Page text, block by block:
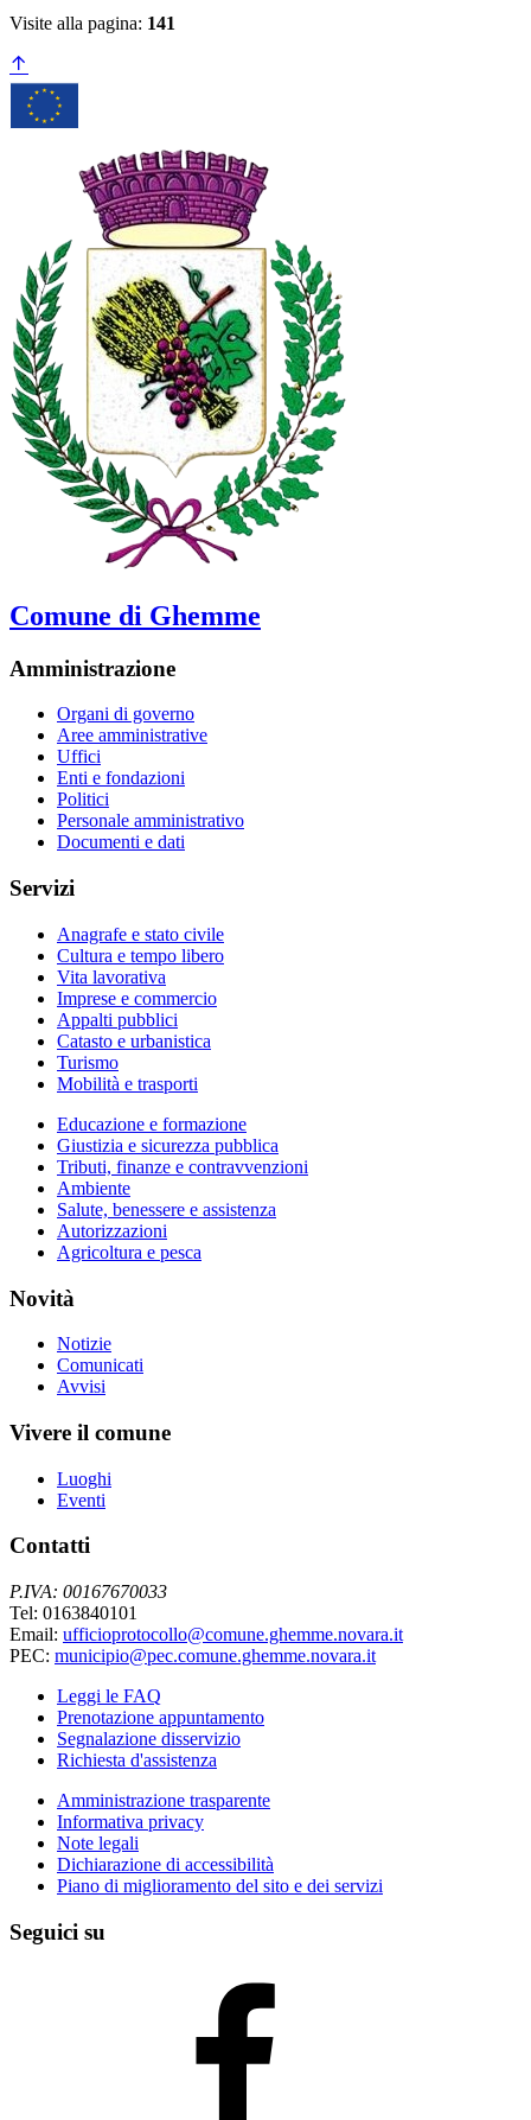
Visite alla pagina: 141
Comune di Ghemme
Amministrazione
Organi di governo
Aree amministrative
Uffici
Enti e fondazioni
Politici
Personale amministrativo
Documenti e dati
Servizi
Anagrafe e stato civile
Cultura e tempo libero
Vita lavorativa
Imprese e commercio
Appalti pubblici
Catasto e urbanistica
Turismo
Mobilità e trasporti
Educazione e formazione
Giustizia e sicurezza pubblica
Tributi, finanze e contravvenzioni
Ambiente
Salute, benessere e assistenza
Autorizzazioni
Agricoltura e pesca
Novità
Notizie
Comunicati
Avvisi
Vivere il comune
Luoghi
Eventi
Contatti
P.IVA: 00167670033
Tel: 0163840101
Email: ufficioprotocollo@comune.ghemme.novara.it
PEC: municipio@pec.comune.ghemme.novara.it
Leggi le FAQ
Prenotazione appuntamento
Segnalazione disservizio
Richiesta d'assistenza
Amministrazione trasparente
Informativa privacy
Note legali
Dichiarazione di accessibilità
Piano di miglioramento del sito e dei servizi
Seguici su